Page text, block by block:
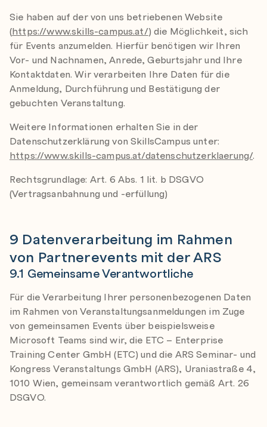
Sie haben auf der von uns betriebenen Website
(https://www.skills-campus.at/) die Möglichkeit, sich
für Events anzumelden. Hierfür benötigen wir Ihren
Vor- und Nachnamen, Anrede, Geburtsjahr und Ihre
Kontaktdaten. Wir verarbeiten Ihre Daten für die
Anmeldung, Durchführung und Bestätigung der
gebuchten Veranstaltung.
Weitere Informationen erhalten Sie in der
Datenschutzerklärung von SkillsCampus unter:
https://www.skills-campus.at/datenschutzerklaerung/.
Rechtsgrundlage: Art. 6 Abs. 1 lit. b DSGVO
(Vertragsanbahnung und -erfüllung)
9 Datenverarbeitung im Rahmen
von Partnerevents mit der ARS
9.1 Gemeinsame Verantwortliche
Für die Verarbeitung Ihrer personenbezogenen Daten
im Rahmen von Veranstaltungsanmeldungen im Zuge
von gemeinsamen Events über beispielsweise
Microsoft Teams sind wir, die ETC – Enterprise
Training Center GmbH (ETC) und die ARS Seminar- und
Kongress Veranstaltungs GmbH (ARS), Uraniastraße 4,
1010 Wien, gemeinsam verantwortlich gemäß Art. 26
DSGVO.